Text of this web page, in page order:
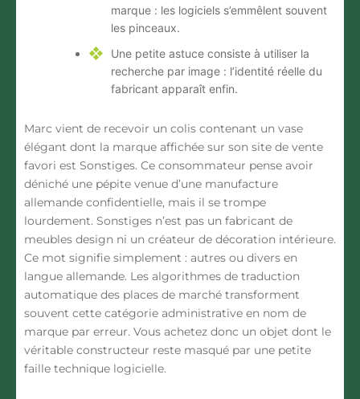
marque : les logiciels s’emmêlent souvent
les pinceaux.
Une petite astuce consiste à utiliser la
recherche par image : l’identité réelle du
fabricant apparaît enfin.
Marc vient de recevoir un colis contenant un vase
élégant dont la marque affichée sur son site de vente
favori est Sonstiges. Ce consommateur pense avoir
déniché une pépite venue d’une manufacture
allemande confidentielle, mais il se trompe
lourdement. Sonstiges n’est pas un fabricant de
meubles design ni un créateur de décoration intérieure.
Ce mot signifie simplement : autres ou divers en
langue allemande. Les algorithmes de traduction
automatique des places de marché transforment
souvent cette catégorie administrative en nom de
marque par erreur. Vous achetez donc un objet dont le
véritable constructeur reste masqué par une petite
faille technique logicielle.